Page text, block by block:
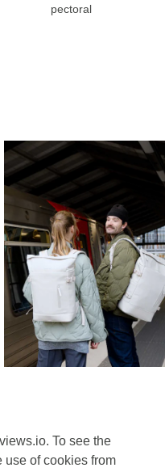
pectoral
To see the
use of cookies from